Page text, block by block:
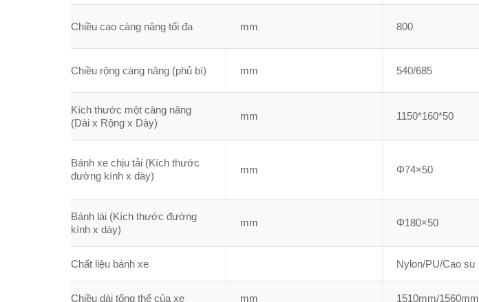
Chiều cao càng nâng tối đa mm 800
Chiều rộng càng nâng (phủ bì) mm 540/685
Kích thước một càng nâng
(Dài x Rộng x Dày)
mm 1150*160*50
Bánh xe chịu tải (Kích thước
đường kính x dày)
mm Φ74×50
Bánh lái (Kích thước đường
kính x dày)
mm Φ180×50
Chất liệu bánh xe Nylon/PU/Cao su
Chiều dài tổng thể của xe mm 1510mm/1560mm